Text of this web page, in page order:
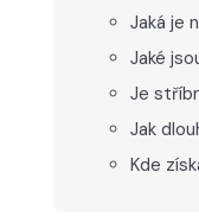
Jaká je
Jaké
Je
Jak
Kde